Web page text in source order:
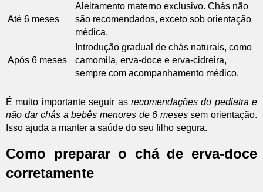
Até 6 meses
Aleitamento materno exclusivo. Chás não
são recomendados, exceto sob orientação
médica.
Após 6 meses
Introdução gradual de chás naturais, como
camomila, erva-doce e erva-cidreira,
sempre com acompanhamento médico.
É muito importante seguir as recomendações do pediatra e
não dar chás a bebês menores de 6 mesessem orientação.
Isso ajuda a manter a saúde do seu filho segura.
Como preparar o chá de erva-doce
corretamente